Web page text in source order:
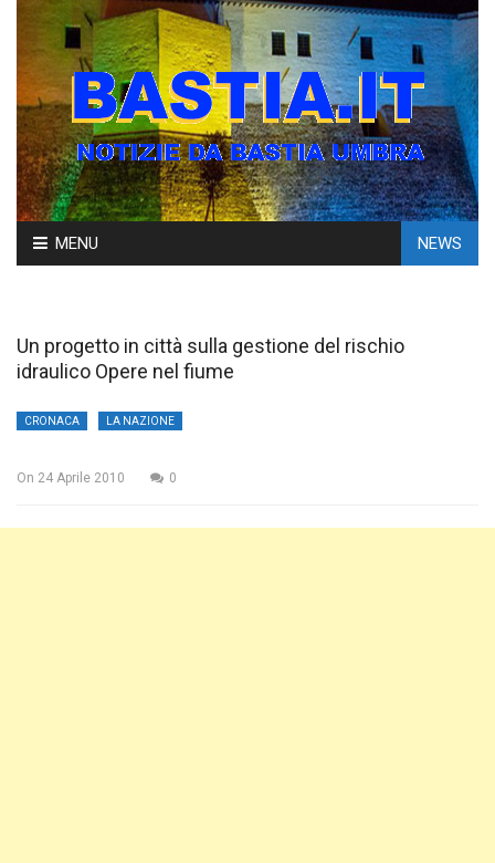
Skip
to
MENU NEWS
Un progetto in città sulla gestione del rischio
idraulico Opere nel fiume
CRONACA LA NAZIONE
On 24 Aprile 2010 0